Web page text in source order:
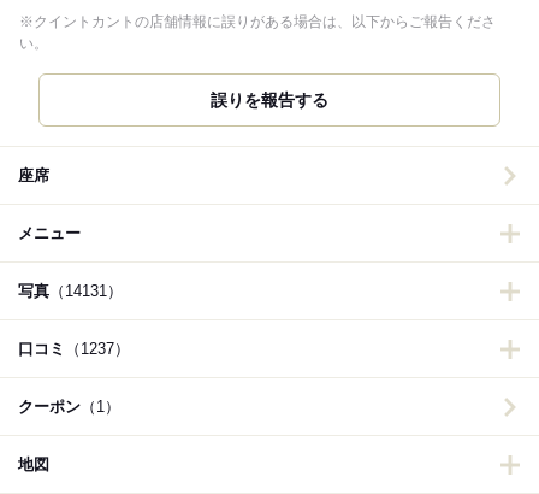
※クイントカントの店舗情報に誤りがある場合は、以下からご報告くださ
い。
誤りを報告する
座席
メニュー
写真 （14131）
口コミ （1237）
クーポン （1）
地図